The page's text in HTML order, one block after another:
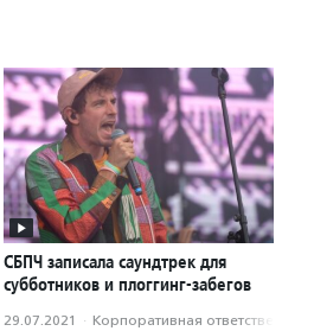
СБПЧ записала саундтрек для
субботников и плоггинг-забегов
29.07.2021 · Корпоративная ответственность